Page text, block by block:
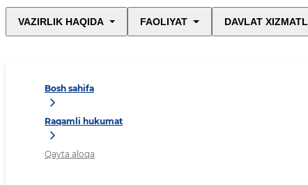
VAZIRLIK HAQIDA FAOLIYAT DAVLAT
Bosh sahifa
Raqamli hukumat
Qayta aloqa